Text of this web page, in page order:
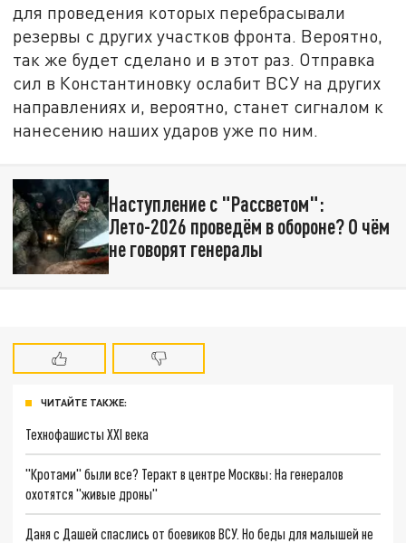
для проведения которых перебрасывали
резервы с других участков фронта. Вероятно,
так же будет сделано и в этот раз. Отправка
сил в Константиновку ослабит ВСУ на других
направлениях и, вероятно, станет сигналом к
нанесению наших ударов уже по ним.
Наступление с "Рассветом":
Лето-2026 проведём в обороне? О чём
не говорят генералы
ЧИТАЙТЕ ТАКЖЕ:
Технофашисты XXI века
"Кротами" были все? Теракт в центре Москвы: На генералов
охотятся "живые дроны"
Даня с Дашей спаслись от боевиков ВСУ. Но беды для малышей не